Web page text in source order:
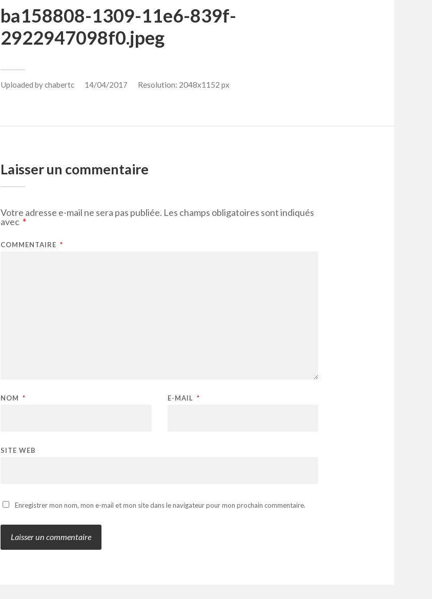
ba158808-1309-11e6-839f-
2922947098f0.jpeg
Uploaded bychabertc 14/04/2017 Resolution: 2048x1152 px
Laisser un commentaire
Votre adresse e-mail ne sera pas publiée. Les champs obligatoires sont indiqués
avec *
COMMENTAIRE *
NOM * E-MAIL *
SITE WEB
Enregistrer mon nom, mon e-mail et mon site dans le navigateur pour mon prochain commentaire.